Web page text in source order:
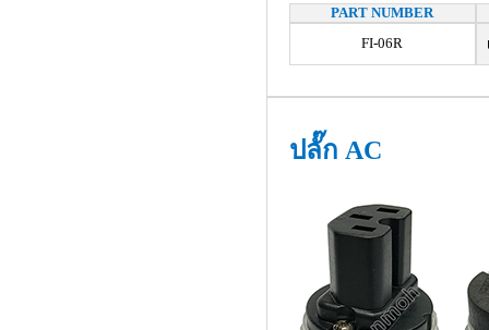
PART NUMBER
FI-06R
ปลั๊ก AC